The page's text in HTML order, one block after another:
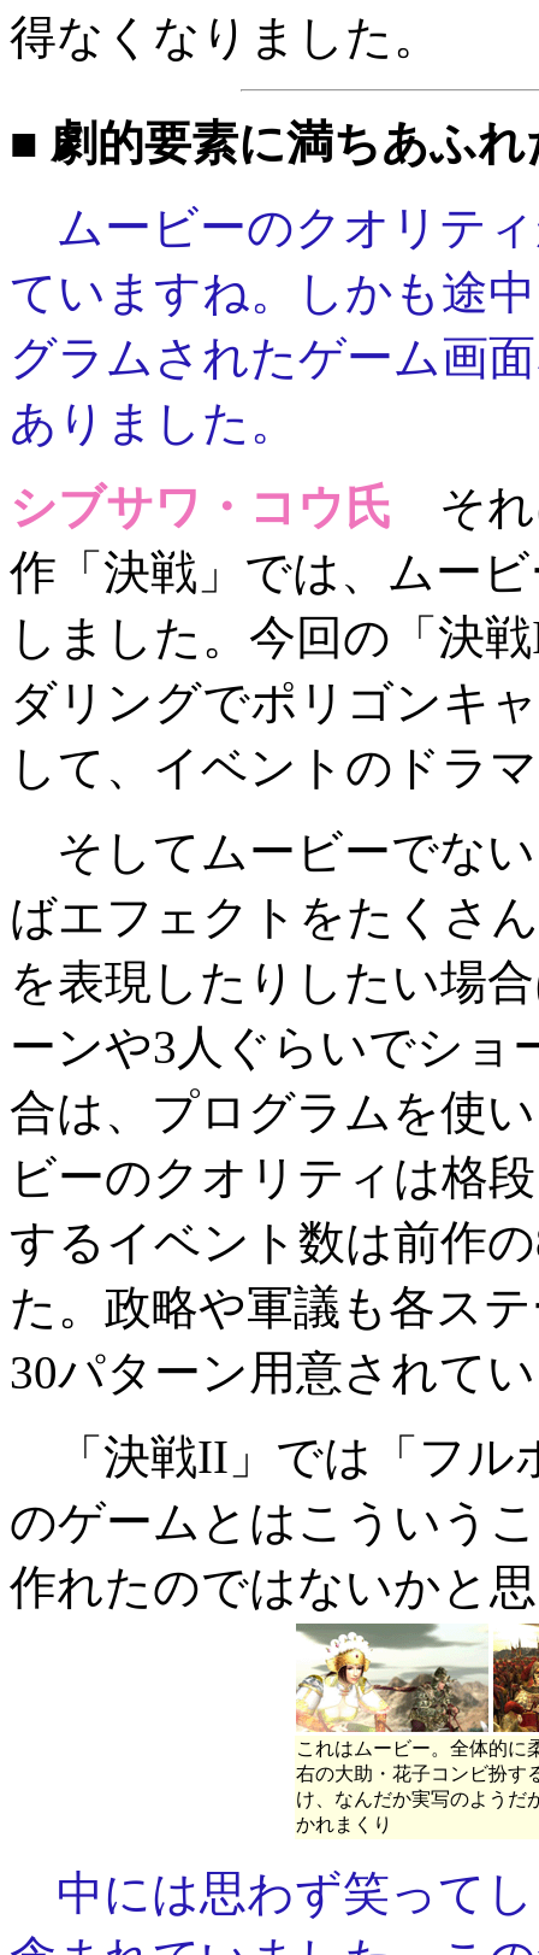
得なくなりました。
■ 劇的要素に満ちあふ
ムービーのクオリテ
ていますね。しかも途
グラムされたゲーム画
ありました。
シブサワ・コウ氏 それ
作「決戦」では、ムー
しました。今回の「決
ダリングでポリゴンキ
して、イベントのドラ
そしてムービーでな
ばエフェクトをたくさ
を表現したりしたい場
ーンや3人ぐらいでショ
合は、プログラムを使
ビーのクオリティは格
するイベント数は前作
た。政略や軍議も各ス
30パターン用意されて
「決戦II」では「フル
のゲームとはこういう
作れたのではないかと
これはムービー。全体的に
右の大助・花子コンビ扮す
け、なんだか実写のようだ
かれまくり
中には思わず笑って